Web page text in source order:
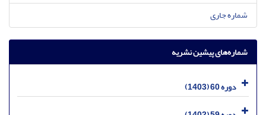
شماره جاری
شماره‌های پیشین نشریه
دوره 60 (1403)